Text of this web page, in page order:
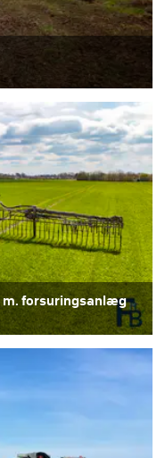
m. forsuringsanlæg